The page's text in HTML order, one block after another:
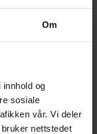
Om
og
sosiale
vår. Vi deler
nettstedet